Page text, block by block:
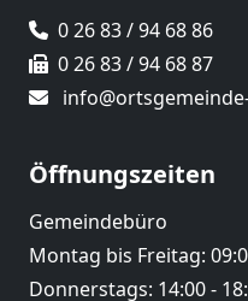
0 26 83 / 94 68 86
0 26 83 / 94 68 87
Öffnungszeiten
Gemeindebüro
Montag bis Freitag:
Donnerstags: 14:00 -